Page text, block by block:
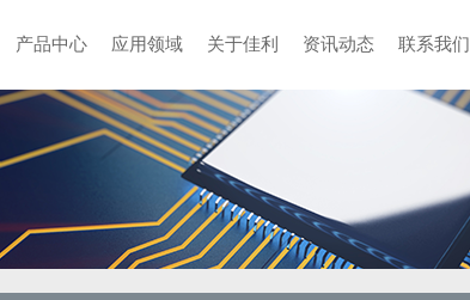
产品中心 应用领域 关于佳利 资讯动态 联系我们